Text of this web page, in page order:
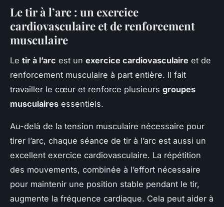
Le tir à l’arc : un exercice
cardiovasculaire et de renforcement
musculaire
Le tir à l’arc est un exercice cardiovasculaire et de
renforcement musculaire à part entière. Il fait
travailler le cœur et renforce plusieurs groupes
musculaires essentiels.
Au-delà de la tension musculaire nécessaire pour
tirer l’arc, chaque séance de tir à l’arc est aussi un
excellent exercice cardiovasculaire. La répétition
des mouvements, combinée à l’effort nécessaire
pour maintenir une position stable pendant le tir,
augmente la fréquence cardiaque. Cela peut aider à